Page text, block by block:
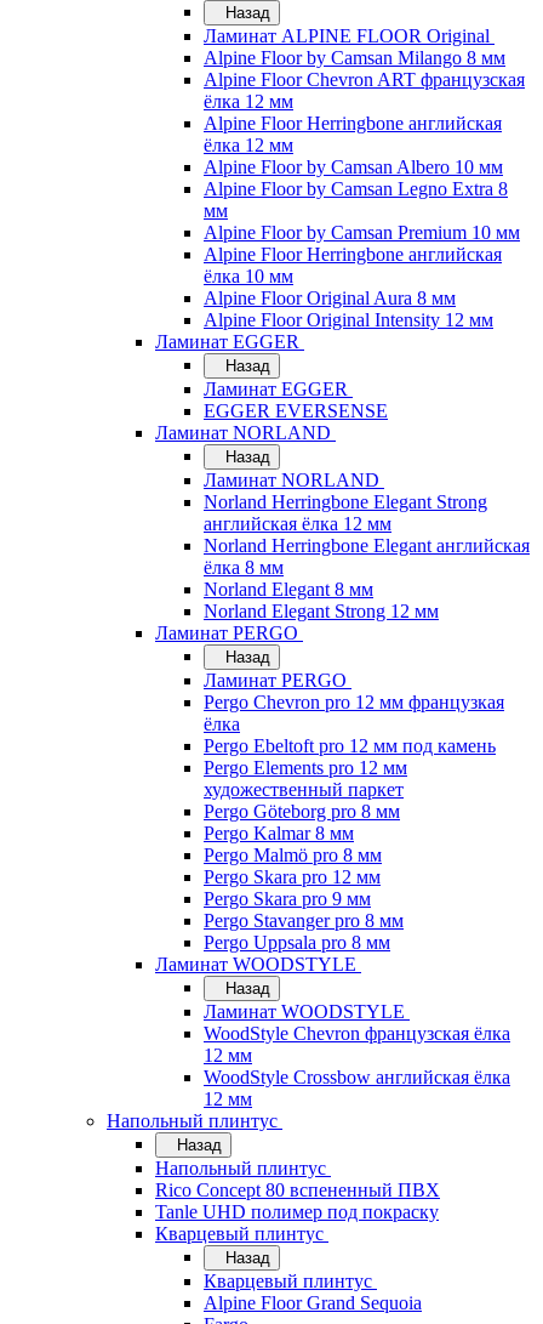
Назад
Ламинат ALPINE FLOOR Original
Alpine Floor by Camsan Milango 8 мм
Alpine Floor Chevron ART французская
ёлка 12 мм
Alpine Floor Herringbone английская
ёлка 12 мм
Alpine Floor by Camsan Albero 10 мм
Alpine Floor by Camsan Legno Extra 8
мм
Alpine Floor by Camsan Premium 10 мм
Alpine Floor Herringbone английская
ёлка 10 мм
Alpine Floor Original Aura 8 мм
Alpine Floor Original Intensity 12 мм
Ламинат EGGER
Назад
Ламинат EGGER
EGGER EVERSENSE
Ламинат NORLAND
Назад
Ламинат NORLAND
Norland Herringbone Elegant Strong
английская ёлка 12 мм
Norland Herringbone Elegant английская
ёлка 8 мм
Norland Elegant 8 мм
Norland Elegant Strong 12 мм
Ламинат PERGO
Назад
Ламинат PERGO
Pergo Chevron pro 12 мм французкая
ёлка
Pergo Ebeltoft pro 12 мм под камень
Pergo Elements pro 12 мм
художественный паркет
Pergo Göteborg pro 8 мм
Pergo Kalmar 8 мм
Pergo Malmö pro 8 мм
Pergo Skara pro 12 мм
Pergo Skara pro 9 мм
Pergo Stavanger pro 8 мм
Pergo Uppsala pro 8 мм
Ламинат WOODSTYLE
Назад
Ламинат WOODSTYLE
WoodStyle Chevron французская ёлка
12 мм
WoodStyle Crossbow английская ёлка
12 мм
Напольный плинтус
Назад
Напольный плинтус
Rico Concept 80 вспененный ПВХ
Tanle UHD полимер под покраску
Кварцевый плинтус
Назад
Кварцевый плинтус
Alpine Floor Grand Sequoia